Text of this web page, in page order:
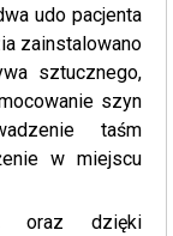
udo pacjenta
zainstalowano
sztucznego,
szyn
taśm
w miejscu
oraz dzięki